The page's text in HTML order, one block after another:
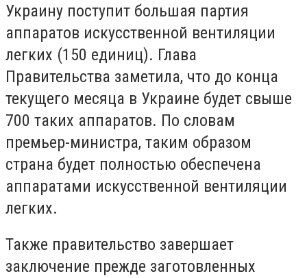
Украину поступит большая партия
аппаратов искусственной вентиляции
легких (150 единиц). Глава
Правительства заметила, что до конца
текущего месяца в Украине будет свыше
700 таких аппаратов. По словам
премьер-министра, таким образом
страна будет полностью обеспечена
аппаратами искусственной вентиляции
легких.
Также правительство завершает
заключение прежде заготовленных